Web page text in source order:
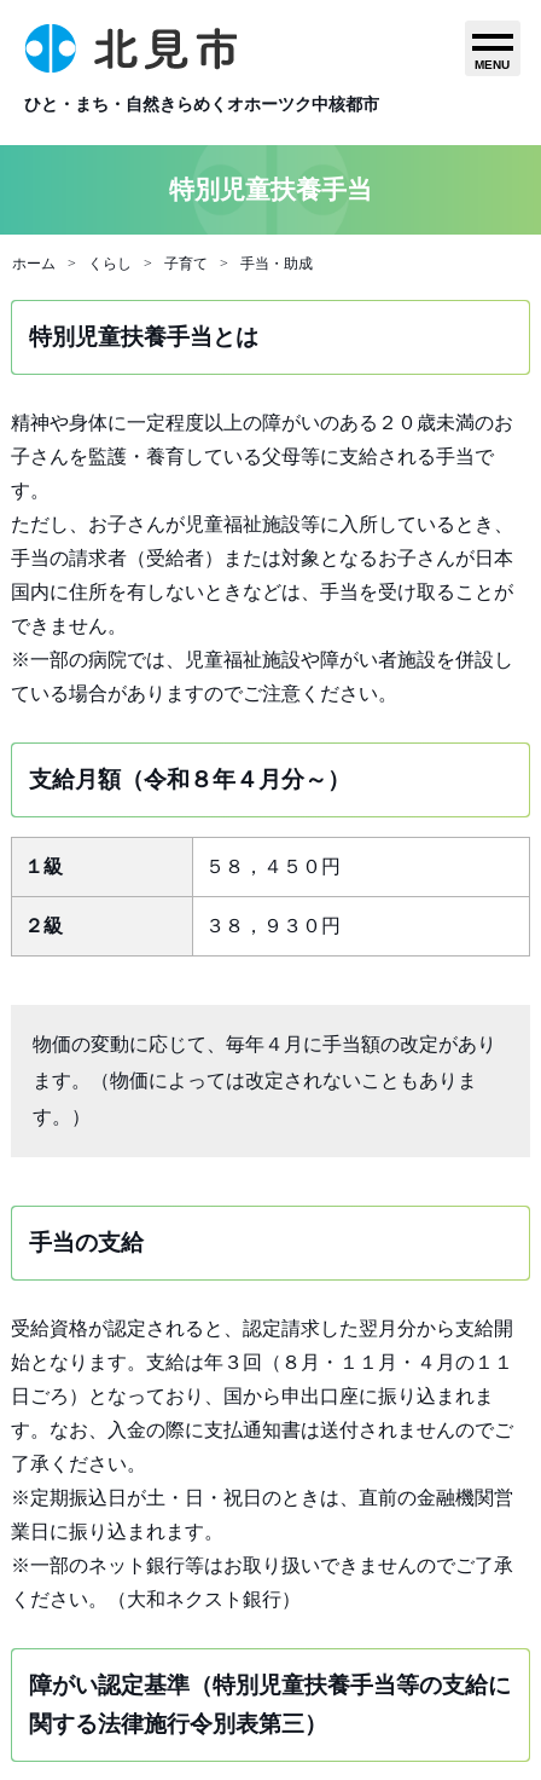
ひと・まち・自然きらめくオホーツク中核都市
MENU
特別児童扶養手当
ホーム くらし 子育て 手当・助成
特別児童扶養手当とは
精神や身体に一定程度以上の障がいのある２０歳未満のお
子さんを監護・養育している父母等に支給される手当で
す。
ただし、お子さんが児童福祉施設等に入所しているとき、
手当の請求者（受給者）または対象となるお子さんが日本
国内に住所を有しないときなどは、手当を受け取ることが
できません。
※一部の病院では、児童福祉施設や障がい者施設を併設し
ている場合がありますのでご注意ください。
支給月額（令和８年４月分～）
１級 ５８，４５０円
２級 ３８，９３０円
物価の変動に応じて、毎年４月に手当額の改定があり
ます。（物価によっては改定されないこともありま
す。）
手当の支給
受給資格が認定されると、認定請求した翌月分から支給開
始となります。支給は年３回（８月・１１月・４月の１１
日ごろ）となっており、国から申出口座に振り込まれま
す。なお、入金の際に支払通知書は送付されませんのでご
了承ください。
※定期振込日が土・日・祝日のときは、直前の金融機関営
業日に振り込まれます。
※一部のネット銀行等はお取り扱いできませんのでご了承
ください。（大和ネクスト銀行）
障がい認定基準（特別児童扶養手当等の支給に
関する法律施行令別表第三）